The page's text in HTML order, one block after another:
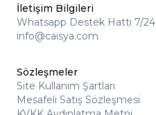
İletişim Bilgileri
Whatsapp Destek Hattı 7/24
info@caisya.com
Sözleşmeler
Site Kullanım Şartları
Mesafeli Satış Sözleşmesi